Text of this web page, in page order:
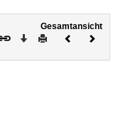
Gesamtansicht
Download
DruckenVorheriges